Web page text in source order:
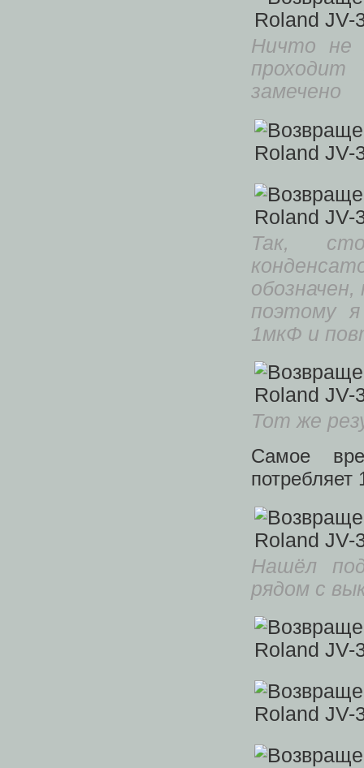
Ничто не
проходит
замечено
Так,
поэтому
1мкФ и
Тот же
Самое
потребляет
Нашёл
рядом с